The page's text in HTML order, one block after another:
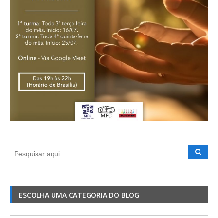
ESCOLHA UMA CATEGORIA DO BLOG